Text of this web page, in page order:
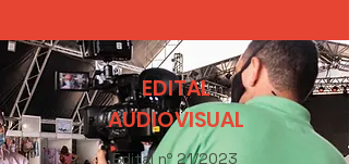
EDITAL
AUDIOVISUAL
Edital nº 21/2023